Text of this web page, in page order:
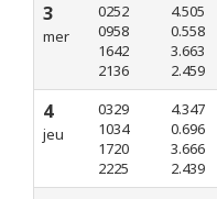
3
mer
0252
0958
1642
2136
4.505
0.558
3.663
2.459
4
jeu
0329
1034
1720
2225
4.347
0.696
3.666
2.439